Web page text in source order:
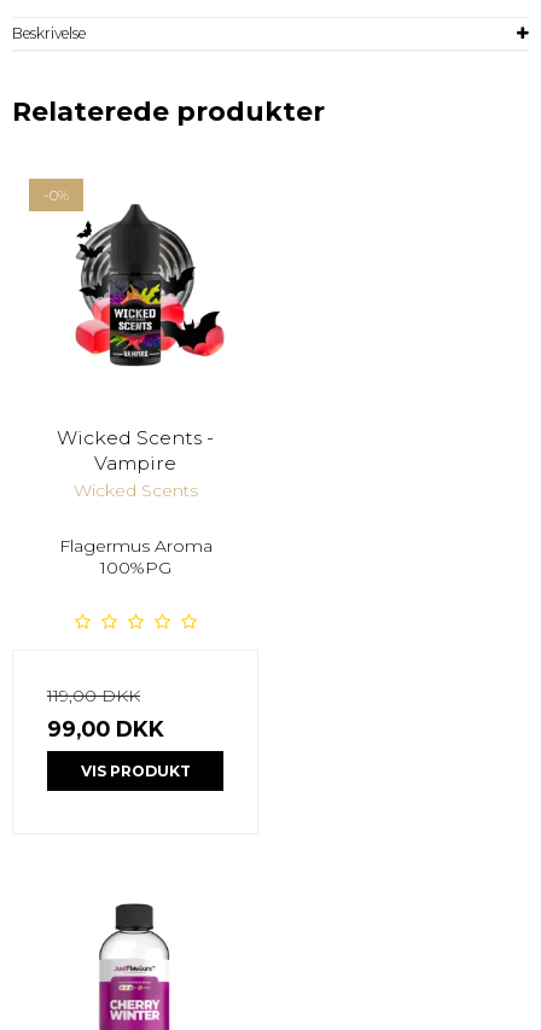
Beskrivelse
Relaterede produkter
-0%
Wicked Scents -
Vampire
Wicked Scents
Flagermus Aroma
100%PG
119,00 DKK
99,00 DKK
VIS PRODUKT